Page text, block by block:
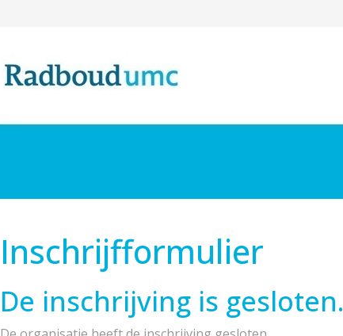
Inschrijfformulier
De inschrijving is gesloten.